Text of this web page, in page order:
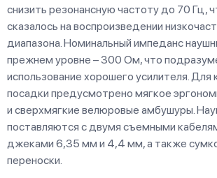
снизить резонансную частоту до 70 Гц,
сказалось на воспроизведении
диапазона. Номинальный импеданс
прежнем уровне – 300 Ом, что
использование хорошего усилителя.
посадки предусмотрено мягкое
и сверхмягкие велюровые амбушуры.
поставляются с двумя съемными
джеками 6,35 мм и 4,4 мм, а также
переноски.